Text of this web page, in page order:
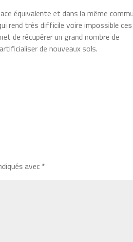
équivalente et dans la même
rend très difficile voire impossible ces
de récupérer un grand nombre de
de nouveaux sols.
avec *